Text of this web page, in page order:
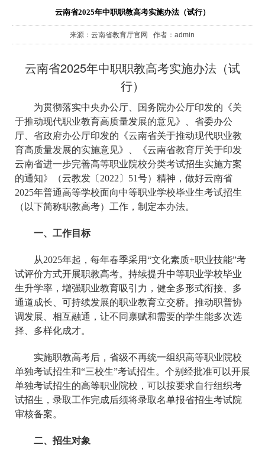
云南省2025年中职职教高考实施办法（试行）
来源：云南省教育厅官网 作者：admin
云南省2025年中职职教高考实施办法（试
行）
为贯彻落实中央办公厅、国务院办公厅印发的《关
于推动现代职业教育高质量发展的意见》、省委办公
厅、省政府办公厅印发的《云南省关于推动现代职业教
育高质量发展的实施意见》、《云南省教育厅关于印发
云南省进一步完善高等职业院校分类考试招生实施方案
的通知》（云教发〔2022〕51号）精神，做好云南省
2025年普通高等学校面向中等职业学校毕业生考试招生
（以下简称职教高考）工作，制定本办法。
一、工作目标
从2025年起，每年春季采用“文化素质+职业技能”考
试评价方式开展职教高考。持续提升中等职业学校毕业
生升学率，增强职业教育吸引力，健全多形式衔接、多
通道成长、可持续发展的职业教育立交桥。推动职普协
调发展、相互融通，让不同禀赋和需要的学生能多次选
择、多样化成才。
实施职教高考后，省级不再统一组织高等职业院校
单独考试招生和“三校生”考试招生。个别经批准可以开展
单独考试招生的高等职业院校，可以按要求自行组织考
试招生，录取工作完成后须将录取名单报省招生考试院
审核备案。
二、招生对象